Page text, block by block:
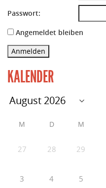
Passwort:
Angemeldet bleiben
Anmelden
KALENDER
M D M
27 28 29
3 4 5